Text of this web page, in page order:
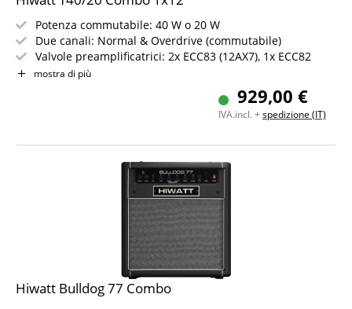
Potenza commutabile: 40 W o 20 W
Due canali: Normal & Overdrive (commutabile)
Valvole preamplificatrici: 2x ECC83 (12AX7), 1x ECC82
(12AU7)
Riverbero a molla, loop effetti, Line-Out e ingresso AUX
mostra di più
929,00 €
IVA.incl. +spedizione (IT)
Hiwatt Bulldog 77 Combo